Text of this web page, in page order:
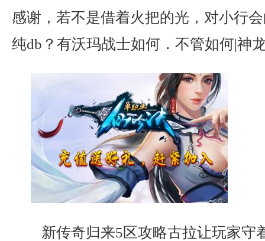
感谢，若不是借着火把的光，对小行
纯db？有沃玛战士如何．不管如何|神
新传奇归来5区攻略古拉让玩家守